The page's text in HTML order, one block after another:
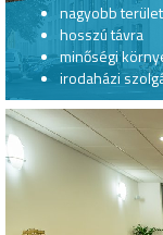
nagyobb
hosszú távra
minőségi
irodaházi